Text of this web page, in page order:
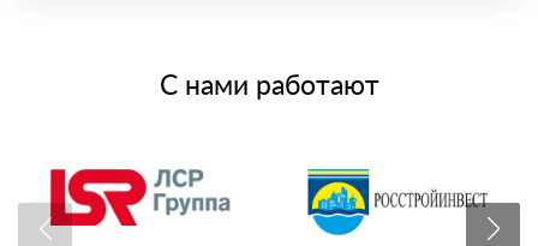
С нами работают